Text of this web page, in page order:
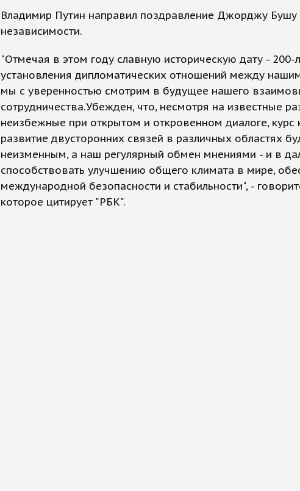
Владимир Путин направил поздравление Джорджу
независимости.
"Отмечая в этом году славную историческую дату - 200-
установления дипломатических отношений между
мы с уверенностью смотрим в будущее нашего
сотрудничества.Убежден, что, несмотря на известные
неизбежные при открытом и откровенном диалоге, курс
развитие двусторонних связей в различных областях
неизменным, а наш регулярный обмен мнениями - и в
способствовать улучшению общего климата в мире,
международной безопасности и стабильности", -
которое цитирует "РБК".